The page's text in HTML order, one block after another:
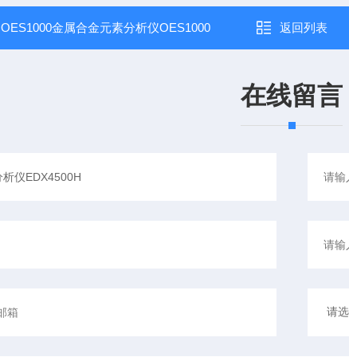
OES1000金属合金元素分析仪OES1000 返回列表
在线留言